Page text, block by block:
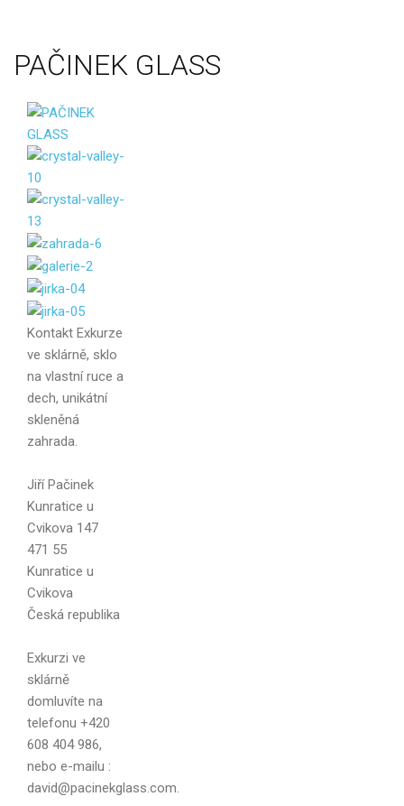
PAČINEK GLASS
Kontakt Exkurze
ve sklárně, sklo
na vlastní ruce a
dech, unikátní
skleněná
zahrada.
Jiří Pačinek
Kunratice u
Cvikova 147
471 55
Kunratice u
Cvikova
Česká republika
Exkurzi ve
sklárně
domluvíte na
telefonu +420
608 404 986,
nebo e-mailu :
david@pacinekglass.com.
Vaše jméno
Váš e-mail